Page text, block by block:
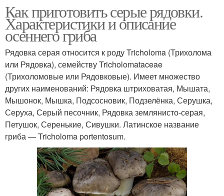
Как приготовить серые рядовки.
Характеристики и описание
осеннего гриба
Рядовка серая относится к роду Tricholoma (Трихолома
или Рядовка), семейству Tricholomataceae
(Трихоломовые или Рядовковые). Имеет множество
других наименований: Рядовка штриховатая, Мышата,
Мышонок, Мышка, Подсосновик, Подзелёнка, Серушка,
Серуха, Серый песочник, Рядовка землянисто-серая,
Петушок, Серенькие, Сивушки. Латинское название
гриба — Tricholoma portentosum.